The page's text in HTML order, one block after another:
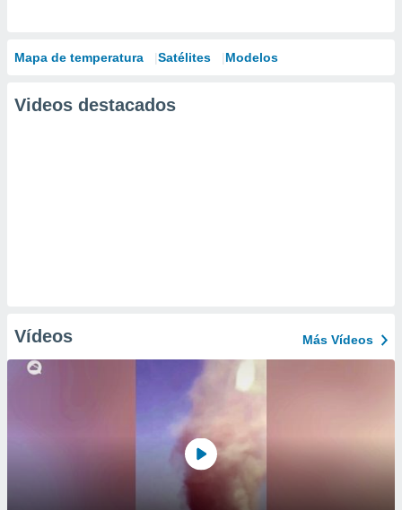
Mapa de temperatura Satélites Modelos
Videos destacados
Vídeos Más Vídeos